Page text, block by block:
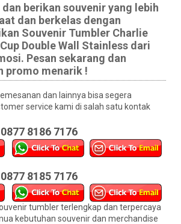
dan berikan souvenir yang lebih
dan berkelas dengan
Souvenir Tumbler Charlie
Double Wall Stainless dari
Pesan sekarang dan
promo menarik !
dan lainnya bisa segera
service kami di salah satu kontak
8186 7176
8185 7176
tumbler terlengkap dan terpercaya
kebutuhan souvenir dan merchandise